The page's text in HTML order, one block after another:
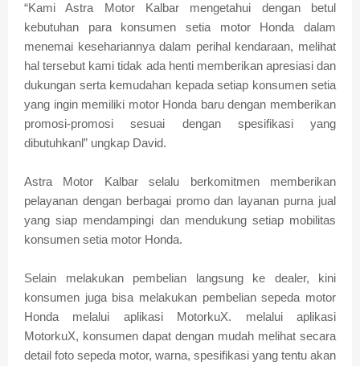
“Kami Astra Motor Kalbar mengetahui dengan betul
kebutuhan para konsumen setia motor Honda dalam
menemai kesehariannya dalam perihal kendaraan, melihat
hal tersebut kami tidak ada henti memberikan apresiasi dan
dukungan serta kemudahan kepada setiap konsumen setia
yang ingin memiliki motor Honda baru dengan memberikan
promosi-promosi sesuai dengan spesifikasi yang
dibutuhkanl” ungkap David.
Astra Motor Kalbar selalu berkomitmen memberikan
pelayanan dengan berbagai promo dan layanan purna jual
yang siap mendampingi dan mendukung setiap mobilitas
konsumen setia motor Honda.
Selain melakukan pembelian langsung ke dealer, kini
konsumen juga bisa melakukan pembelian sepeda motor
Honda melalui aplikasi MotorkuX. melalui aplikasi
MotorkuX, konsumen dapat dengan mudah melihat secara
detail foto sepeda motor, warna, spesifikasi yang tentu akan